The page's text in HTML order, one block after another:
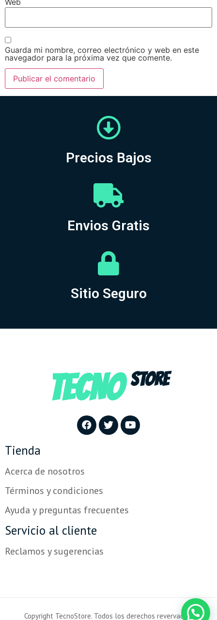
Web
Guarda mi nombre, correo electrónico y web en este
navegador para la próxima vez que comente.
Precios Bajos
Envios Gratis
Sitio Seguro
TECNO STORE
Tienda
Acerca de nosotros
Términos y condiciones
Ayuda y preguntas frecuentes
Servicio al cliente
Reclamos y sugerencias
Copyright TecnoStore. Todos los derechos revervados.